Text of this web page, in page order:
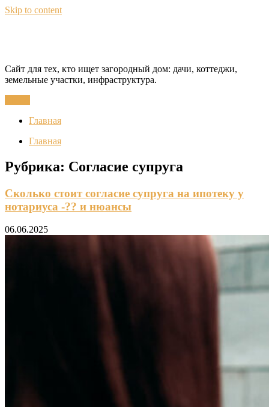
Skip to content
Сайт для тех, кто ищет загородный дом: дачи, коттеджи,
земельные участки, инфраструктура.
Главная
Главная
Рубрика: Согласие супруга
Сколько стоит согласие супруга на ипотеку у
нотариуса -?? и нюансы
06.06.2025